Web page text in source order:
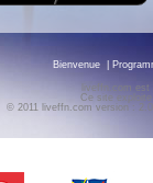
Bienvenue
liveffn.com
Ce site
© 2011 liveffn.com version :